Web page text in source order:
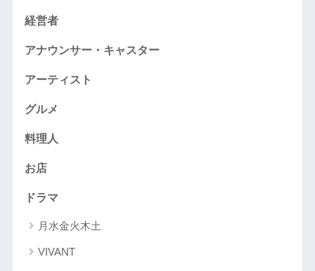
経営者
アナウンサー・キャスター
アーティスト
グルメ
料理人
お店
ドラマ
月水金火木土
VIVANT